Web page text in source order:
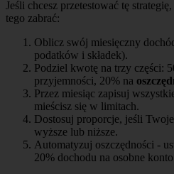
Jeśli chcesz przetestować tę
tego zabrać:
Oblicz swój miesięczny
podatków i składek).
Podziel kwotę na trzy części:
przyjemności, 20% na
Przez miesiąc zapisuj
mieścisz się w limitach.
Dostosuj proporcje, jeśli
wyższe lub niższe.
Automatyzuj oszczędności -
20% dochodu na osobne